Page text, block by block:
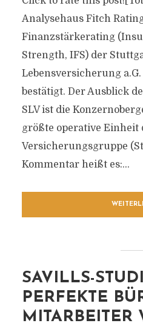
Analysehaus Fitch
Finanzstärkerating
Strength, IFS) der
Lebensversicherung a.G.
bestätigt. Der Ausblick
SLV ist die
größte operative
Versicherungsgruppe
Kommentar heißt es:...
SAVILLS-
PERFEKTE
MITARBEITER